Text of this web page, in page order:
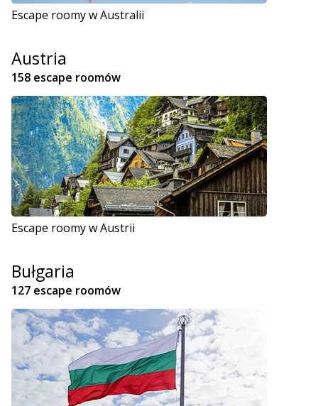
Escape roomy w Australii
Austria
158 escape roomów
Escape roomy w Austrii
Bułgaria
127 escape roomów